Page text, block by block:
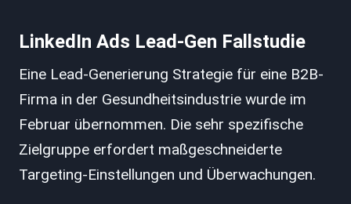
LinkedIn Ads Lead-Gen Fallstudie
Eine Lead-Generierung Strategie für eine B2B-
Firma in der Gesundheitsindustrie wurde im
Februar übernommen. Die sehr spezifische
Zielgruppe erfordert maßgeschneiderte
Targeting-Einstellungen und Überwachungen.